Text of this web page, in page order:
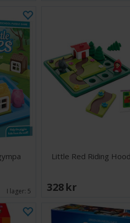
I lager: 5
Little Red Riding
328 SEK